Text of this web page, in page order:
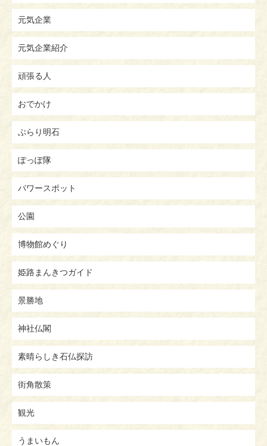
元気企業
元気企業紹介
頑張る人
おでかけ
ぶらり明石
ぽっぽ隊
パワースポット
公園
博物館めぐり
姫路まんきつガイド
景勝地
神社仏閣
素晴らしき石仏探訪
街角散策
観光
うまいもん